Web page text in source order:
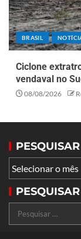
BRASIL
Ciclone
vendaval no
08/08/2026